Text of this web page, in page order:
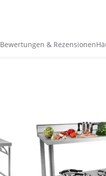
Bewertungen & Rezensionen